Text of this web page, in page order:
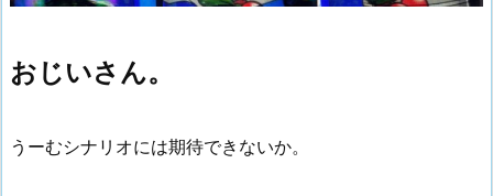
おじいさん。
うーむシナリオには期待できないか。